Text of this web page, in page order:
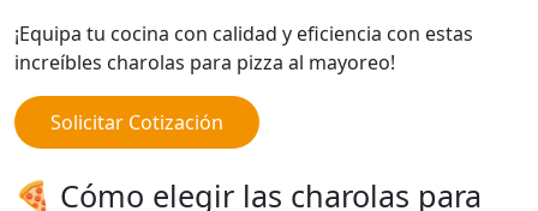
¡Equipa tu cocina con calidad y eficiencia con estas
increíbles charolas para pizza al mayoreo!
Solicitar Cotización
🍕 Cómo elegir las charolas para